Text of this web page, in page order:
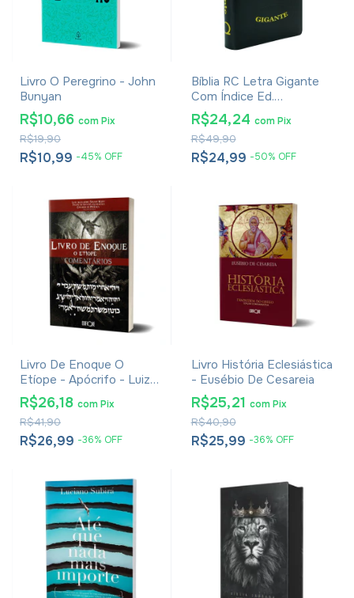
Livro O Peregrino - John
Bunyan
R$10,99 -45% OFF
R$19,90
R$10,66 comPix
Bíblia RC Letra Gigante
Com Índice Ed.
Promessas - Palavras de
Jesus Em Vermelho -
Harpa E Corinhos - Capa
Zíper Preta
R$24,99 -50% OFF
R$49,90
R$24,24 com Pix
Livro De Enoque O
Etíope - Apócrifo - Luiz
Alexandre Solano Rossi
R$26,99 -36% OFF
R$41,90
R$26,18 comPix
Livro História Eclesiástica
- Eusébio De Cesareia
R$25,99 -36% OFF
R$40,90
R$25,21 com Pix